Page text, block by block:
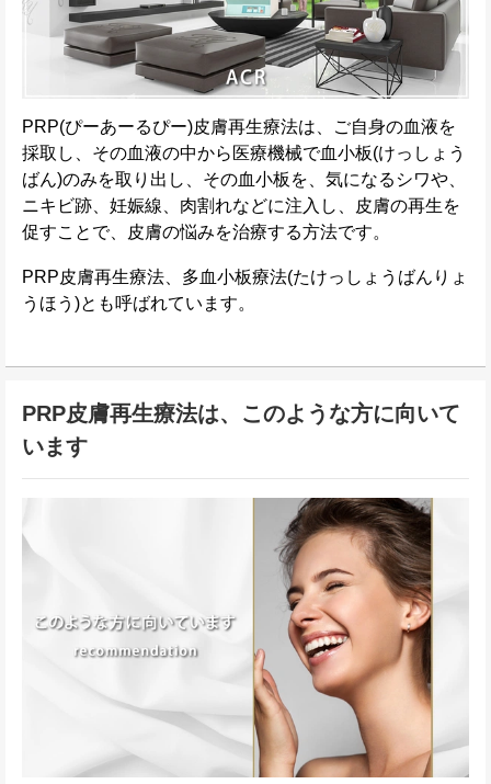
PRP(ぴーあーるぴー)皮膚再生療法は、ご自身の血液を
採取し、その血液の中から医療機械で血小板(けっしょう
ばん)のみを取り出し、その血小板を、気になるシワや、
ニキビ跡、妊娠線、肉割れなどに注入し、皮膚の再生を
促すことで、皮膚の悩みを治療する方法です。
PRP皮膚再生療法、多血小板療法(たけっしょうばんりょ
うほう)とも呼ばれています。
PRP皮膚再生療法は、このような方に向いて
います